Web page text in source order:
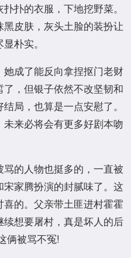
扑的衣服，下地挖野菜。
皮肤，灰头土脸的装扮让
朴实。
成了能反向拿捏抠门老财
，但银子依然不改坚韧和
局，也算是一点安慰了。
来必将会有更多好剧本吻
的人物也挺多的，一直被
家腾扮演的封腻味了。这
的。父亲带土匪进村霍霍
想要屠村，真是坏人的后
俩被骂不冤!